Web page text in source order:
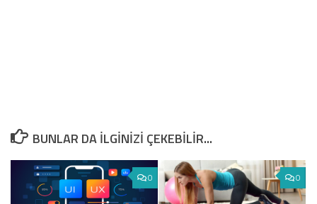
BUNLAR DA ILGINIZI ÇEKEBILIR...
0 0